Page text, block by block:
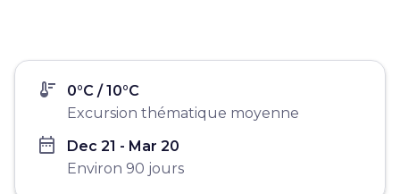
thermostat
0°C / 10°C
Excursion thématique moyenne
date_range
Dec 21 - Mar 20
Environ 90 jours